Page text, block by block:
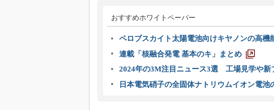
おすすめホワイトペーパー
ペロブスカイト太陽電池向けキヤノンの高機
連載「核融合発電 基本のキ」まとめ
2024年の3M注目ニュース3選 工場見学や新
日本電気硝子の全固体ナトリウムイオン電池